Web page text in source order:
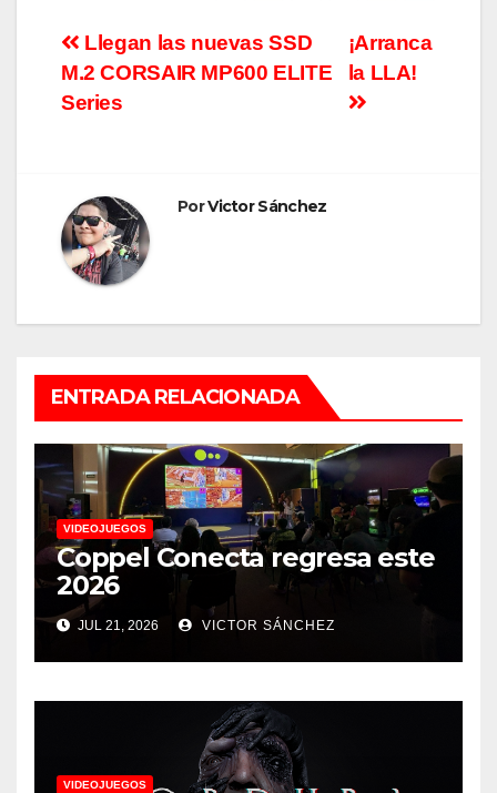
Navegación
de
¡Arranca
la LLA!
Llegan las nuevas SSD
M.2 CORSAIR MP600 ELITE
Series
PorVictor Sánchez
ENTRADA RELACIONADA
VIDEOJUEGOS
Coppel Conecta regresa este
2026
JUL 21, 2026 VICTOR SÁNCHEZ
VIDEOJUEGOS